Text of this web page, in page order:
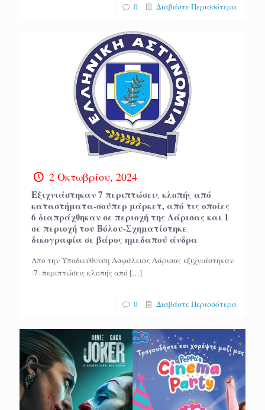
0 Διαβάστε Περισσότερα
2 Οκτωβρίου, 2024
Εξιχνιάστηκαν 7 περιπτώσεις κλοπής από
καταστήματα-σούπερ μάρκετ, από τις οποίες
6 διαπράχθηκαν σε περιοχή της Λάρισας και 1
σε περιοχή του Βόλου-Σχηματίστηκε
δικογραφία σε βάρος ημεδαπού άνδρα
Από την Υποδιεύθυνση Ασφάλειας Λάρισας εξιχνιάστηκαν
-7- περιπτώσεις κλοπής από […]
0 Διαβάστε Περισσότερα